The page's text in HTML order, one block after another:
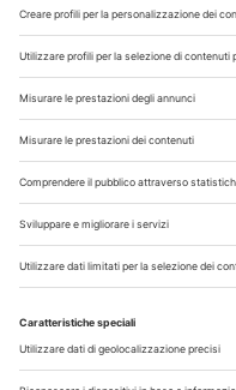
Privacy
©2026 Edra S.p.a |
| Tel. 02/881841 | Sede
20134 Milano (Italy)
Registrazione Tribunale
5/05/2022